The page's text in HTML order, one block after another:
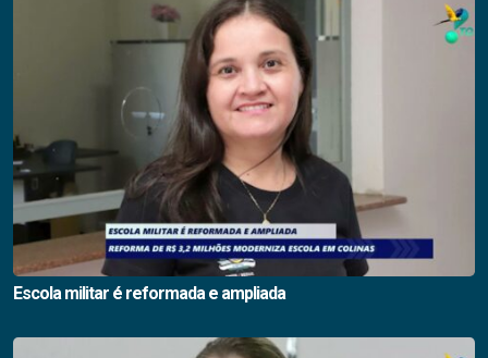
Escola militar é reformada e ampliada